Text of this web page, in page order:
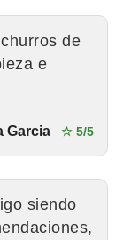
de
e
Garcia ☆ 5/5
siendo